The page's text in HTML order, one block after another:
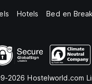
Hotels Bed en
2026 Hostelworld.com